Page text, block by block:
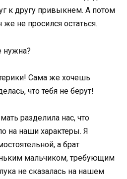
к другу привыкнем. А потом
не просился остаться.
нужна?
Сама же хочешь
что тебя не берут!
разделила нас, что
на наши характеры. Я
а брат
мальчиком, требующим
не сказалась на нашем